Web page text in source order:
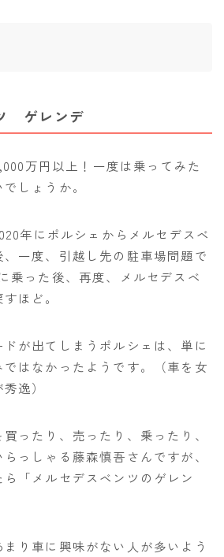
ゲレンデ
万円以上！一度は乗ってみた
しょうか。
年にポルシェからメルセデスベ
一度、引越し先の駐車場問題で
乗った後、再度、メルセデスベ
ほど。
が出てしまうポルシェは、単に
はなかったようです。（車を女
逸）
ったり、売ったり、乗ったり、
っしゃる藤森慎吾さんですが、
「メルセデスベンツのゲレン
り車に興味がない人が多いよう